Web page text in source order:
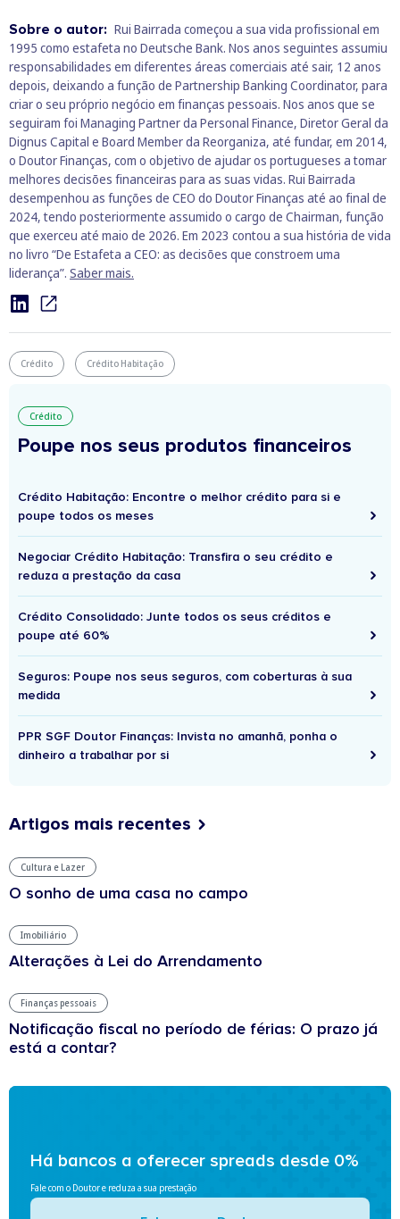
Sobre o autor: Rui Bairrada começou a sua vida profissional em
1995 como estafeta no Deutsche Bank. Nos anos seguintes assumiu
responsabilidades em diferentes áreas comerciais até sair, 12 anos
depois, deixando a função de Partnership Banking Coordinator, para
criar o seu próprio negócio em finanças pessoais. Nos anos que se
seguiram foi Managing Partner da Personal Finance, Diretor Geral da
Dignus Capital e Board Member da Reorganiza, até fundar, em 2014,
o Doutor Finanças, com o objetivo de ajudar os portugueses a tomar
melhores decisões financeiras para as suas vidas. Rui Bairrada
desempenhou as funções de CEO do Doutor Finanças até ao final de
2024, tendo posteriormente assumido o cargo de Chairman, função
que exerceu até maio de 2026. Em 2023 contou a sua história de vida
no livro “De Estafeta a CEO: as decisões que constroem uma
liderança”. Saber mais.
Crédito Crédito Habitação
Crédito
Poupe nos seus produtos financeiros
Crédito Habitação: Encontre o melhor crédito para si e
poupe todos os meses
Negociar Crédito Habitação: Transfira o seu crédito e
reduza a prestação da casa
Crédito Consolidado: Junte todos os seus créditos e
poupe até 60%
Seguros: Poupe nos seus seguros, com coberturas à sua
medida
PPR SGF Doutor Finanças: Invista no amanhã, ponha o
dinheiro a trabalhar por si
Artigos mais recentes
Cultura e Lazer
O sonho de uma casa no campo
Imobiliário
Alterações à Lei do Arrendamento
Finanças pessoais
Notificação fiscal no período de férias: O prazo já
está a contar?
Há bancos a oferecer spreads desde 0%
Fale com o Doutor e reduza a sua prestação